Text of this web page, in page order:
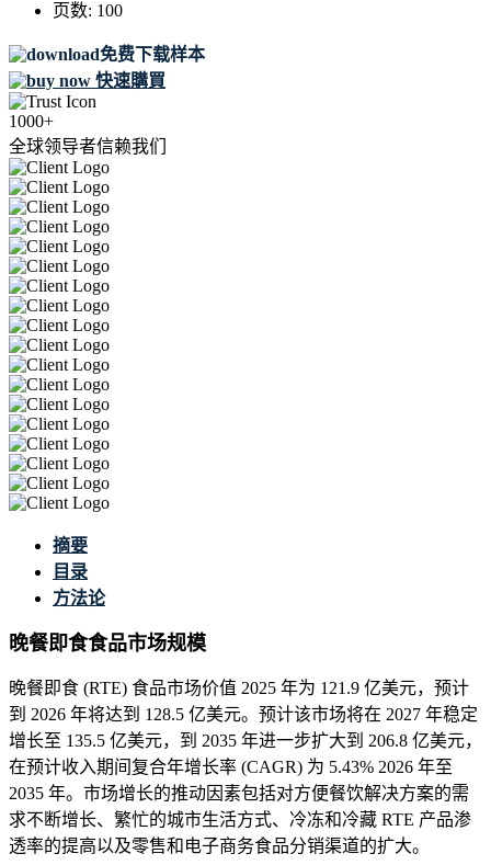
页数: 100
免费下载样本
快速購買
1000+
全球领导者信赖我们
摘要
目录
方法论
晚餐即食食品市场规模
晚餐即食 (RTE) 食品市场价值 2025 年为 121.9 亿美元，预计
到 2026 年将达到 128.5 亿美元。预计该市场将在 2027 年稳定
增长至 135.5 亿美元，到 2035 年进一步扩大到 206.8 亿美元，
在预计收入期间复合年增长率 (CAGR) 为 5.43% 2026 年至
2035 年。市场增长的推动因素包括对方便餐饮解决方案的需
求不断增长、繁忙的城市生活方式、冷冻和冷藏 RTE 产品渗
透率的提高以及零售和电子商务食品分销渠道的扩大。